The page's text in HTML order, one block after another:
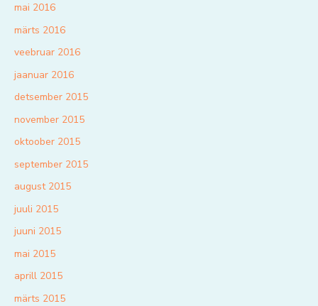
mai 2016
märts 2016
veebruar 2016
jaanuar 2016
detsember 2015
november 2015
oktoober 2015
september 2015
august 2015
juuli 2015
juuni 2015
mai 2015
aprill 2015
märts 2015